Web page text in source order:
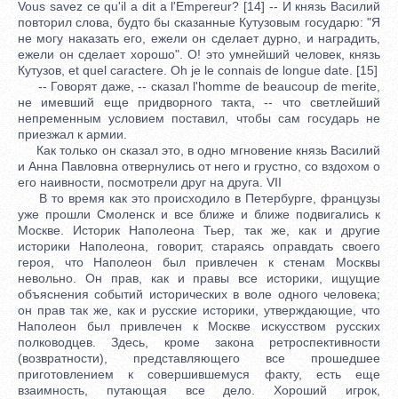
Vous savez ce qu'il a dit a l'Empereur? [14] -- И князь Василий
повторил слова, будто бы сказанные Кутузовым государю: "Я
не могу наказать его, ежели он сделает дурно, и наградить,
ежели он сделает хорошо". О! это умнейший человек, князь
Кутузов, et quel caractere. Oh je le connais de longue date. [15]
-- Говорят даже, -- сказал l'homme de beaucoup de merite,
не имевший еще придворного такта, -- что светлейший
непременным условием поставил, чтобы сам государь не
приезжал к армии.
Как только он сказал это, в одно мгновение князь Василий
и Анна Павловна отвернулись от него и грустно, со вздохом о
его наивности, посмотрели друг на друга. VII
В то время как это происходило в Петербурге, французы
уже прошли Смоленск и все ближе и ближе подвигались к
Москве. Историк Наполеона Тьер, так же, как и другие
историки Наполеона, говорит, стараясь оправдать своего
героя, что Наполеон был привлечен к стенам Москвы
невольно. Он прав, как и правы все историки, ищущие
объяснения событий исторических в воле одного человека;
он прав так же, как и русские историки, утверждающие, что
Наполеон был привлечен к Москве искусством русских
полководцев. Здесь, кроме закона ретроспективности
(возвратности), представляющего все прошедшее
приготовлением к совершившемуся факту, есть еще
взаимность, путающая все дело. Хороший игрок,